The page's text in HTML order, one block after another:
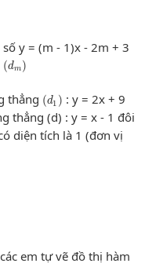
y = (m - 1)x - 2m + 3
(dm )
(d m
thẳng (d1 )
(d1) : y = 2x + 9
thẳng (d) : y = x - 1 đôi
diện tích là 1 (đơn vị
em tự vẽ đồ thị hàm